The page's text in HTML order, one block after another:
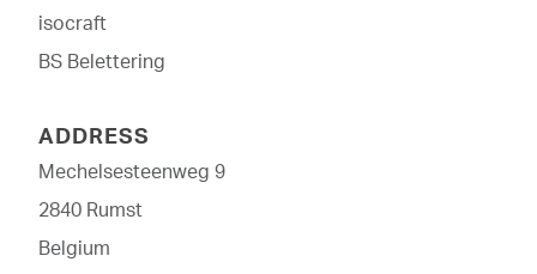
isocraft
BS Belettering
ADDRESS
Mechelsesteenweg 9
2840 Rumst
Belgium